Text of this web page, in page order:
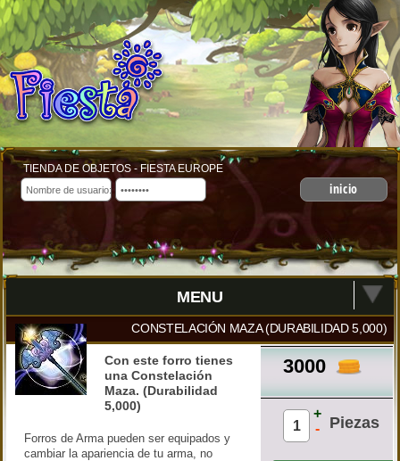
TIENDA DE OBJETOS - FIESTA EUROPE
inicio
MENU
CONSTELACIÓN MAZA (DURABILIDAD 5,000)
3000
Piezas
+
-
Con este forro tienes
una Constelación
Maza. (Durabilidad
5,000)
Forros de Arma pueden ser equipados y
cambiar la apariencia de tu arma, no